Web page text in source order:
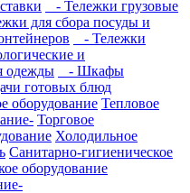
- Тележки грузовые
для сбора посуды и
- Тележки
и
одежды
- Шкафы
готовых блюд
оборудование Тепловое
Торговое
Холодильное
Санитарно-гигиеническое
оборудование